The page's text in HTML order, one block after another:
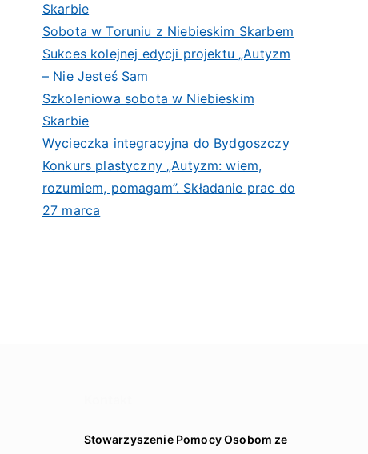
Skarbie
Sobota w Toruniu z Niebieskim Skarbem
Sukces kolejnej edycji projektu „Autyzm
– Nie Jesteś Sam
Szkoleniowa sobota w Niebieskim
Skarbie
Wycieczka integracyjna do Bydgoszczy
Konkurs plastyczny „Autyzm: wiem,
rozumiem, pomagam”. Składanie prac do
27 marca
Stowarzyszenie Pomocy Osobom ze